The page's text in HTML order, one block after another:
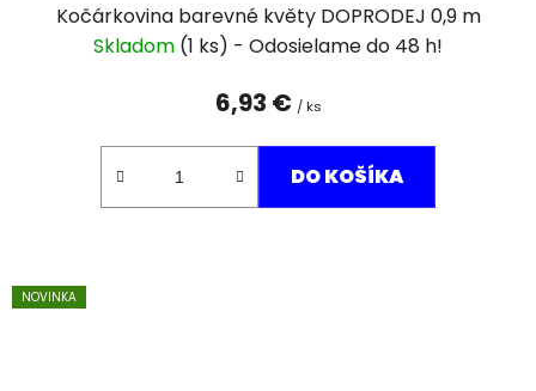
Kočárkovina barevné květy DOPRODEJ 0,9 m
Skladom (1 ks)
6,93 € / ks
DO KOŠÍKA
NOVINKA